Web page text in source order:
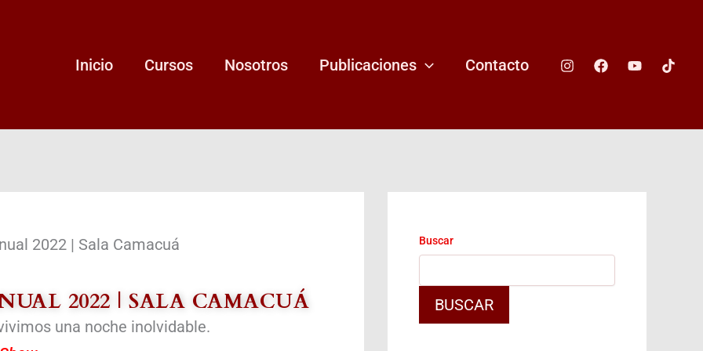
Inicio Cursos Nosotros Publicaciones Contacto
2022 | Sala Camacuá
2022 | SALA CAMACUÁ
una noche inolvidable.
Buscar
BUSCAR